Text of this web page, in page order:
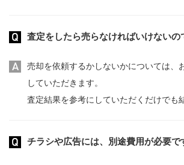
査定をしたら売らなければいけないの
売却を依頼するかしないかについては、
していただきます。
査定結果を参考にしていただくだけでも
チラシや広告には、別途費用が必要で